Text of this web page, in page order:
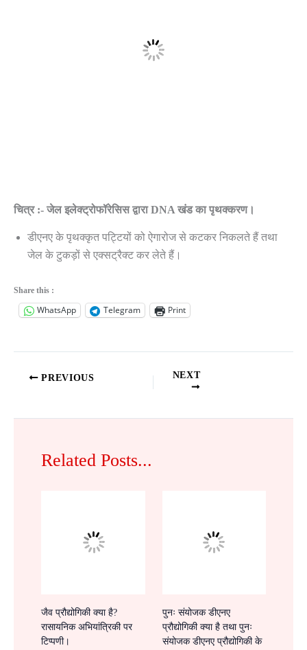
चित्र :- जेल इलेक्ट्रोफॉरेसिस द्वारा DNA खंड का पृथक्करण।
डीएनए के पृथक्कृत पट्टियों को ऐगारोज से कटकर निकलते हैं तथा
जेल के टुकड़ों से एक्सट्रैक्ट कर लेते हैं।
Share this :
WhatsApp Telegram Print
PREVIOUS NEXT
Related Posts...
जैव प्रौद्योगिकी क्या है?
रासायनिक अभियांत्रिकी पर
टिप्पणी।
पुनः संयोजक डीएनए
प्रौद्योगिकी क्या है तथा पुनः
संयोजक डीएनए प्रौद्योगिकी के